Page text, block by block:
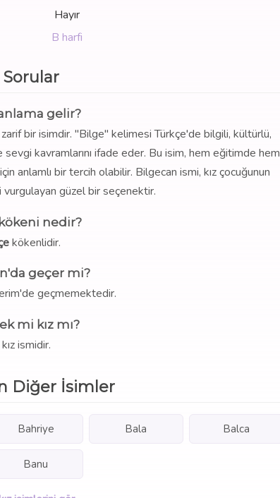
Hayır
B harfi
Sorular
gelir?
zarif bir isimdir. "Bilge" kelimesi Türkçe'de bilgili, kültürlü,
kavramlarını ifade eder. Bu isim, hem eğitimde hem
anlamlı bir tercih olabilir. Bilgecan ismi, kız çocuğunun
vurgulayan güzel bir seçenektir.
nedir?
kökenlidir.
geçer mi?
geçmemektedir.
mi kız mı?
ismidir.
Diğer İsimler
Bahriye Bala Balca
Banu